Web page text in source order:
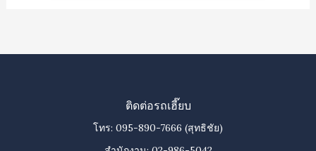
ติดต่อรถเฮี๊ยบ
โทร: 095-890-7666 (สุทธิชัย)